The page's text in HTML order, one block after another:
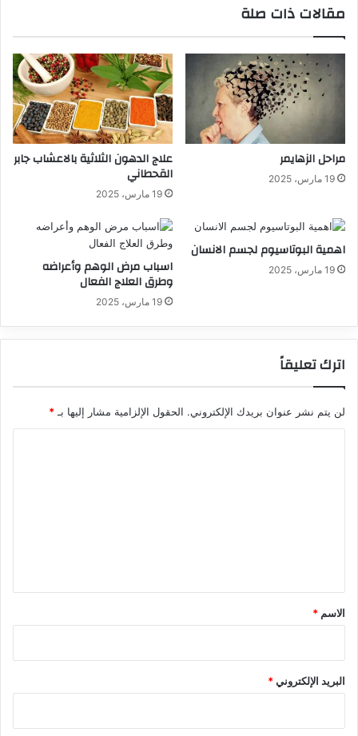
مقالات ذات صلة
مراحل الزهايمر
19 مارس، 2025
علاج الدهون الثلاثية بالاعشاب جابر
القحطاني
19 مارس، 2025
اهمية البوتاسيوم لجسم الانسان
19 مارس، 2025 اسباب مرض الوهم وأعراضه
وطرق العلاج الفعال
19 مارس، 2025
اترك تعليقاً
لن يتم نشر عنوان بريدك الإلكتروني. الحقول الإلزامية مشار إليها بـ *
*
الاسم *
البريد الإلكتروني*